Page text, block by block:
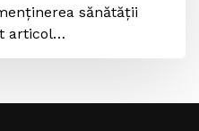
sănătății
articol…